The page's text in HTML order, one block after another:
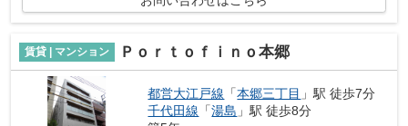
賃貸 | マンション Ｐｏｒｔｏｆｉｎｏ本郷
都営大江戸線 「本郷三丁目 」駅 徒歩7分
千代田線 「湯島 」駅 徒歩8分